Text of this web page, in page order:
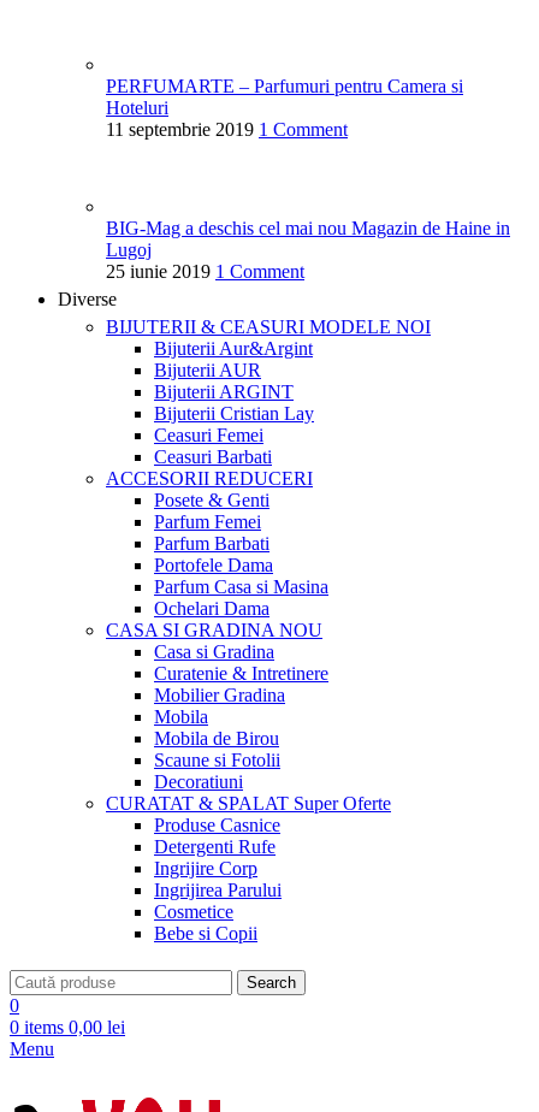
PERFUMARTE – Parfumuri pentru Camera si
Hoteluri
11 septembrie 2019 1 Comment
BIG-Mag a deschis cel mai nou Magazin de Haine in
Lugoj
25 iunie 2019 1 Comment
Diverse
BIJUTERII & CEASURI MODELE NOI
Bijuterii Aur&Argint
Bijuterii AUR
Bijuterii ARGINT
Bijuterii Cristian Lay
Ceasuri Femei
Ceasuri Barbati
ACCESORII REDUCERI
Posete & Genti
Parfum Femei
Parfum Barbati
Portofele Dama
Parfum Casa si Masina
Ochelari Dama
CASA SI GRADINANOU
Casa si Gradina
Curatenie & Intretinere
Mobilier Gradina
Mobila
Mobila de Birou
Scaune si Fotolii
Decoratiuni
CURATAT & SPALAT Super Oferte
Produse Casnice
Detergenti Rufe
Ingrijire Corp
Ingrijirea Parului
Cosmetice
Bebe si Copii
Search
0
0 items 0,00 lei
Menu